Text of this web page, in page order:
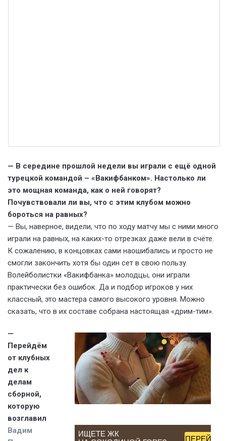
— В середине прошлой недели вы играли с ещё одной
турецкой командой – «Вакифбанком». Настолько ли
это мощная команда, как о ней говорят?
Почувствовали ли вы, что с этим клубом можно
бороться на равных?
— Вы, наверное, видели, что по ходу матчу мы с ними много
играли на равных, на каких-то отрезках даже вели в счёте.
К сожалению, в концовках сами наошибались и просто не
смогли закончить хотя бы один сет в свою пользу.
Волейболистки «Вакифбанка» молодцы, они играли
практически без ошибок. Да и подбор игроков у них
классный, это мастера самого высокого уровня. Можно
сказать, что в их составе собрана настоящая «дрим-тим».
ИЩЕТЕ ЖК
ПЕРЕЙТИ
Спасибо, объявление скрыто.
—
Перейдём
от клубных
дел к
делам
сборной,
которую
возглавил
Вадим